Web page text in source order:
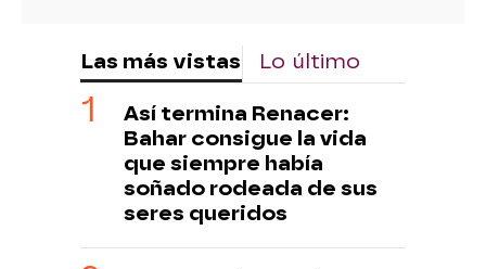
Las más vistas Lo último
Así termina Renacer:
Bahar consigue la vida
que siempre había
soñado rodeada de sus
seres queridos